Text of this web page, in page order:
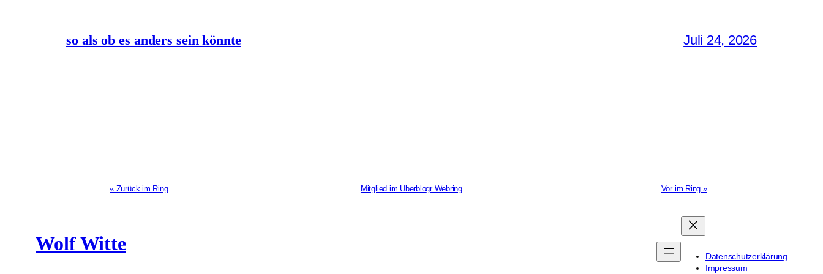
so als ob es anders sein könnte Juli 24, 2026
« Zurück im Ring Mitglied im Uberblogr Webring Vor im Ring »
Wolf Witte
Datenschutzerklärung
Impressum